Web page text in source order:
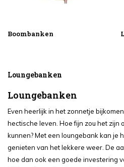
Boombanken
Loungebanken
Loungebanken
Even heerlijk in het zonnetje
hectische leven. Hoe fijn zou het zijn
kunnen? Met een loungebank kan je
genieten van het lekkere weer. De
hoe dan ook een goede investering